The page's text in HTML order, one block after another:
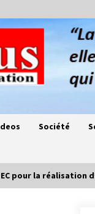
Société
pour la réalisation